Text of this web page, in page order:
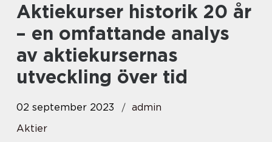
Aktiekurser historik 20 år
– en omfattande analys
av aktiekursernas
utveckling över tid
02 september 2023
admin
Aktier